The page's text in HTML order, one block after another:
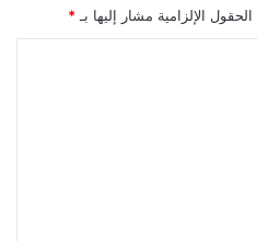
الحقول الإلزامية مشار إليها بـ *